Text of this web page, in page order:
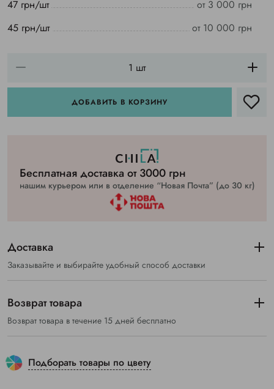
47 грн/шт
от 3 000 грн
45 грн/шт
от 10 000 грн
ДОБАВИТЬ В КОРЗИНУ
Бесплатная доставка от 3000 грн
нашим курьером или в отделение “Новая Почта” (до 30 кг)
Доставка
Заказывайте и выбирайте удобный способ доставки
Возврат товара
Возврат товара в течение 15 дней бесплатно
Подборать товары по цвету